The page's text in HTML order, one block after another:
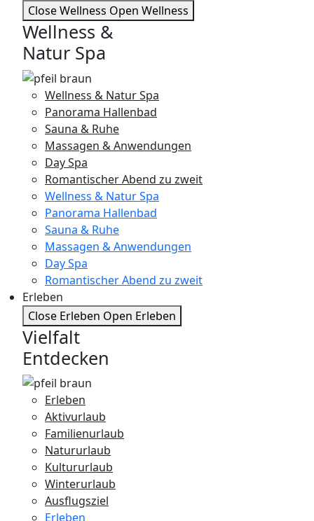
Close Wellness Open Wellness
Wellness &
Natur Spa
Wellness & Natur Spa
Panorama Hallenbad
Sauna & Ruhe
Massagen & Anwendungen
Day Spa
Romantischer Abend zu zweit
Wellness & Natur Spa
Panorama Hallenbad
Sauna & Ruhe
Massagen & Anwendungen
Day Spa
Romantischer Abend zu zweit
Erleben
Close Erleben Open Erleben
Vielfalt
Entdecken
Erleben
Aktivurlaub
Familienurlaub
Natururlaub
Kultururlaub
Winterurlaub
Ausflugsziel
Erleben